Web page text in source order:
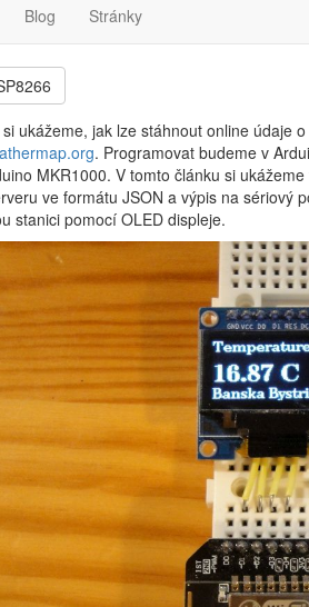
Blog Stránky
ukážeme, jak lze stáhnout online údaje
. Programovat budeme v
MKR1000. V tomto článku si
ve formátu JSON a výpis na sériový
stanici pomocí OLED displeje.